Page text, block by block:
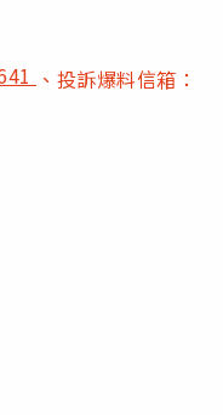
、投訴爆料信箱：